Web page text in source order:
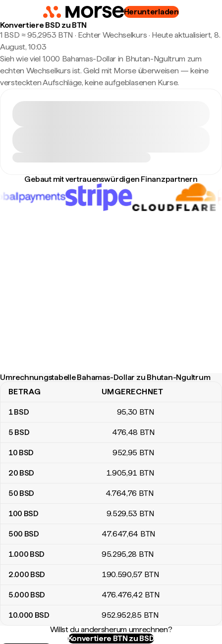
Herunterladen
Konvertiere BSD zu BTN
1 BSD ≈ 95,2953 BTN · Echter Wechselkurs · Heute aktualisiert, 8.
August, 10:03
Sieh wie viel 1.000 Bahamas-Dollar in Bhutan-Ngultrum zum
echten Wechselkurs ist. Geld mit Morse überweisen — keine
versteckten Aufschläge, keine aufgeblasenen Kurse.
Gebaut mit vertrauenswürdigen Finanzpartnern
Umrechnungstabelle Bahamas-Dollar zu Bhutan-Ngultrum
Umrechnungstabelle Bahamas-Dollar zu Bhutan-Ngultrum
BETRAG UMGERECHNET
1BSD 95,30 BTN
5 BSD 476,48 BTN
10 BSD 952,95 BTN
20 BSD 1.905,91 BTN
50 BSD 4.764,76 BTN
100 BSD 9.529,53 BTN
500 BSD 47.647,64 BTN
1.000 BSD 95.295,28 BTN
2.000 BSD 190.590,57 BTN
5.000 BSD 476.476,42 BTN
10.000 BSD 952.952,85 BTN
Willst du andersherum umrechnen?
Konvertiere BTN zu BSD